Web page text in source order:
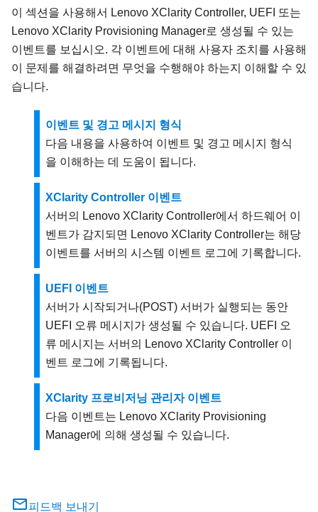
이 섹션을 사용해서 Lenovo XClarity Controller, UEFI 또는
Lenovo XClarity Provisioning Manager로 생성될 수 있는
이벤트를 보십시오. 각 이벤트에 대해 사용자 조치를 사용해
이 문제를 해결하려면 무엇을 수행해야 하는지 이해할 수 있
습니다.
이벤트 및 경고 메시지 형식
다음 내용을 사용하여 이벤트 및 경고 메시지 형식
을 이해하는 데 도움이 됩니다.
XClarity Controller 이벤트
서버의
Lenovo XClarity Controller에서 하드웨어 이
벤트가 감지되면 Lenovo XClarity Controller는 해당
이벤트를 서버의 시스템 이벤트 로그에 기록합니다.
UEFI 이벤트
서버가 시작되거나(POST) 서버가 실행되는 동안
UEFI 오류 메시지가 생성될 수 있습니다. UEFI 오
류 메시지는 서버의
Lenovo XClarity Controller 이
벤트 로그에 기록됩니다.
XClarity 프로비저닝 관리자 이벤트
다음 이벤트는 Lenovo XClarity Provisioning
Manager에 의해 생성될 수 있습니다.
피드백 보내기